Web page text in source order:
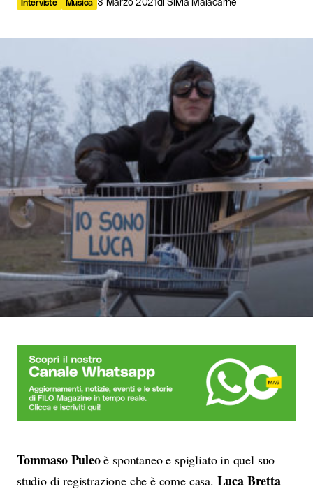
Interviste Musica
Tommaso Puleoè spontaneo e spigliato in quel suo
studio di registrazione che è come casa. Luca Bretta